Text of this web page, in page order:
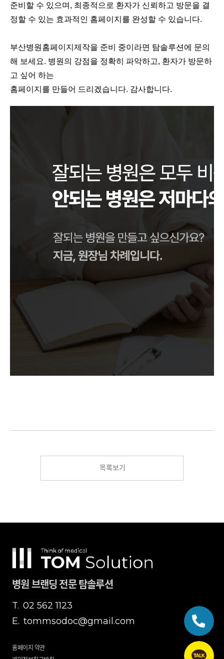
준비할 수 있으며, 최종적으로 환자가 신뢰하고 방문을 결
정할 수 있는 효과적인 홈페이지를 완성할 수 있습니다.
부산병원홈페이지제작을 준비 중이라면 탐솔루션에 문의
해 보세요. 병원의 강점을 정확히 파악하고, 환자가 방문하
고 싶어 하는
홈페이지를 만들어 드리겠습니다. 감사합니다.
목록보기
병원 브랜딩 전문 탐솔루션
T. 02 562 1123
E. tommsodoc@gmail.com
홈페이지 약관